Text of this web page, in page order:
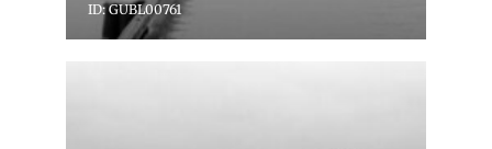
ID: GUBL00761